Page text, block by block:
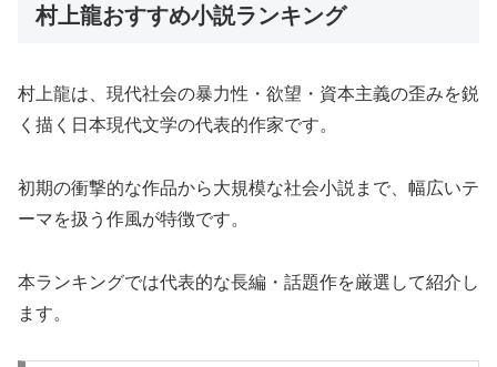
村上龍おすすめ小説ランキング
村上龍は、現代社会の暴力性・欲望・資本主義の歪みを鋭
く描く日本現代文学の代表的作家です。
初期の衝撃的な作品から大規模な社会小説まで、幅広いテ
ーマを扱う作風が特徴です。
本ランキングでは代表的な長編・話題作を厳選して紹介し
ます。